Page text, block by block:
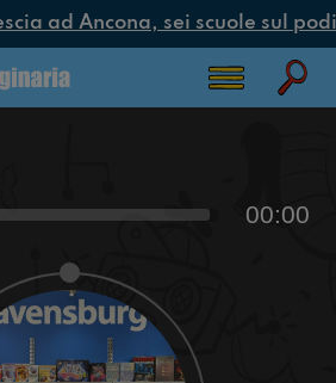
ad Ancona, sei scuole sul
00:00